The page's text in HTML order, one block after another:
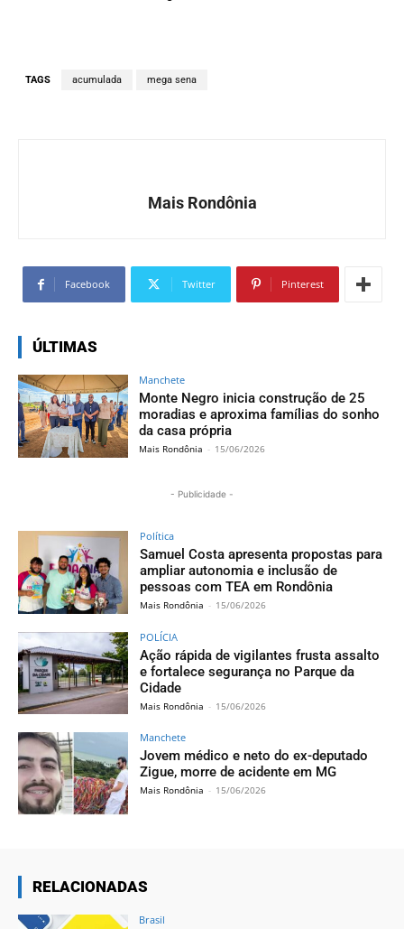
TAGS acumulada mega sena
Mais Rondônia
Facebook Twitter Pinterest
ÚLTIMAS
Manchete
Monte Negro inicia construção de 25
moradias e aproxima famílias do sonho
da casa própria
Mais Rondônia - 15/06/2026
- Publicidade -
Política
Samuel Costa apresenta propostas para
ampliar autonomia e inclusão de
pessoas com TEA em Rondônia
Mais Rondônia - 15/06/2026
POLÍCIA
Ação rápida de vigilantes frusta assalto
e fortalece segurança no Parque da
Cidade
Mais Rondônia - 15/06/2026
Manchete
Jovem médico e neto do ex-deputado
Zigue, morre de acidente em MG
Mais Rondônia - 15/06/2026
RELACIONADAS
Brasil